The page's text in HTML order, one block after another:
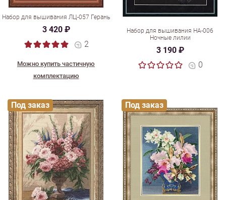
Набор для вышивания ЛЦ-057 Герань
3 420 ₽
2
Можно купить частичную
комплектацию
Набор для вышивания НА-006
Ночные лилии
3 190 ₽
0
Под заказ Под заказ